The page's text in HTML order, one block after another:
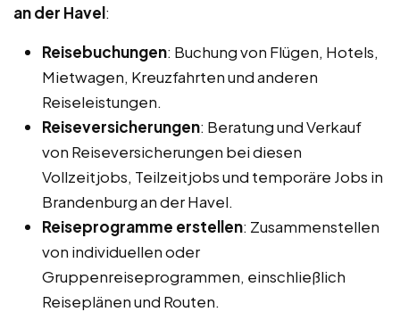
an der Havel:
Reisebuchungen: Buchung von Flügen, Hotels,
Mietwagen, Kreuzfahrten und anderen
Reiseleistungen.
Reiseversicherungen: Beratung und Verkauf
von Reiseversicherungen bei diesen
Vollzeitjobs, Teilzeitjobs und temporäre Jobs in
Brandenburg an der Havel.
Reiseprogramme erstellen: Zusammenstellen
von individuellen oder
Gruppenreiseprogrammen, einschließlich
Reiseplänen und Routen.